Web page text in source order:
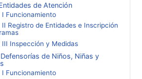
de Atención
I Funcionamiento
II Registro de Entidades e Inscripción
III Inspección y Medidas
de Niños, Niñas y
I Funcionamiento